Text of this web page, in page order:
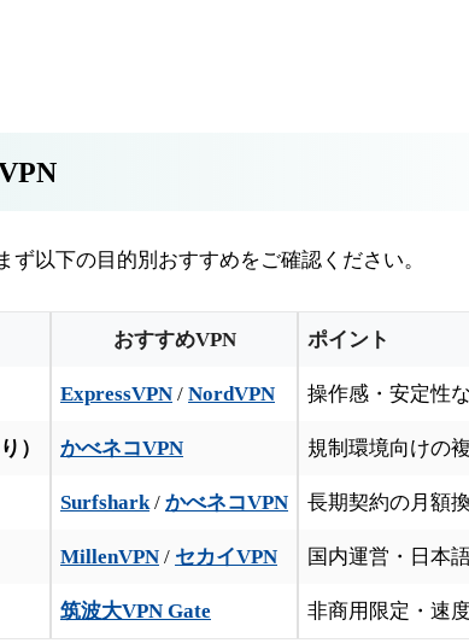
以下の目的別おすすめをご確認ください。
おすすめVPN ポイント
ExpressVPN / NordVPN 操作感・安定性
） かべネコVPN 規制環境向けの
Surfshark/ かべネコVPN 長期契約の月額
MillenVPN / セカイVPN 国内運営・日本
筑波大VPN Gate 非商用限定・速